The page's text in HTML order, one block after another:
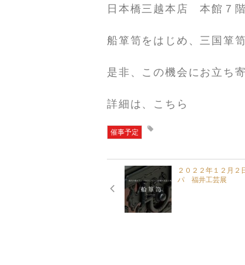
日本橋三越本店 本館７
船箪笥をはじめ、三国箪
是非、この機会にお立ち
詳細は、こちら
催事予定
２０２２年１２月
パ 福井工芸展